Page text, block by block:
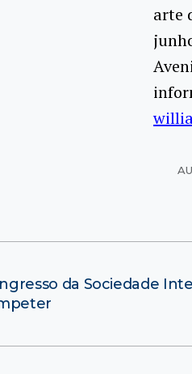
arte
da Sociedade